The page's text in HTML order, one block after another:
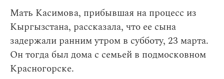
Мать Касимова, прибывшая на процесс из
Кыргызстана, рассказала, что ее сына
задержали ранним утром в субботу, 23 марта.
Он тогда был дома с семьей в подмосковном
Красногорске.